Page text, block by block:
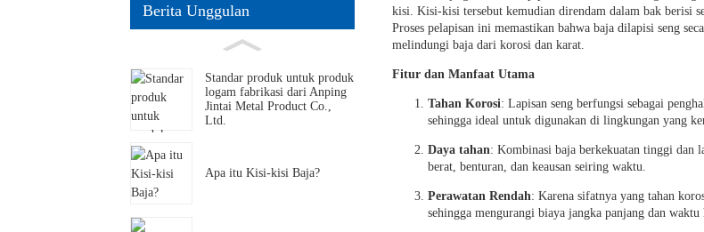
Berita Unggulan
Standar produk untuk produk
logam fabrikasi dari Anping
Jintai Metal Product Co.,
Ltd.
Apa itu Kisi-kisi Baja?
kisi. Kisi-kisi tersebut kemudian direndam dalam bak berisi
Proses pelapisan ini memastikan bahwa baja dilapisi seng
melindungi baja dari korosi dan karat.
Fitur dan Manfaat Utama
Tahan Korosi: Lapisan seng berfungsi sebagai
sehingga ideal untuk digunakan di lingkungan yang
Daya tahan: Kombinasi baja berkekuatan tinggi dan
berat, benturan, dan keausan seiring waktu.
Perawatan Rendah: Karena sifatnya yang tahan
sehingga mengurangi biaya jangka panjang dan waktu